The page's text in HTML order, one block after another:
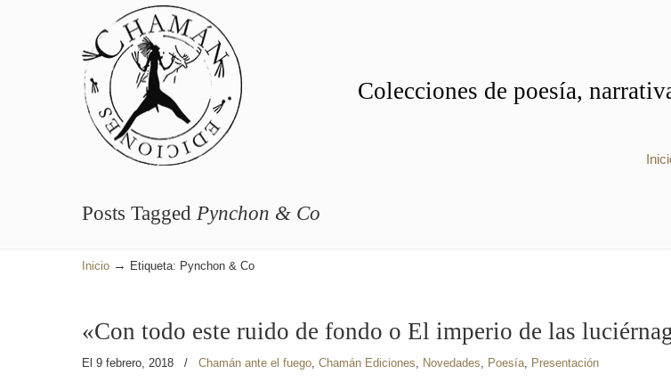
Colecciones de poesía,
Posts Tagged Pynchon & Co
Inicio → Etiqueta: Pynchon & Co
«Con todo este ruido de fondo o El imperio de las
El 9 febrero, 2018 / Chamán ante el fuego, Chamán Ediciones, Novedades, Poesía, Presentación